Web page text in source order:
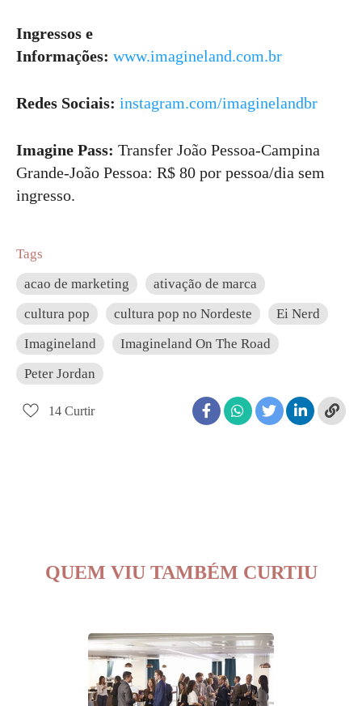
Ingressos e
Informações: www.imagineland.com.br
Redes Sociais: instagram.com/imaginelandbr
Imagine Pass: Transfer João Pessoa-Campina
Grande-João Pessoa: R$ 80 por pessoa/dia sem
ingresso.
Tags
acao de marketing
ativação de marca
cultura pop
cultura pop no Nordeste
Ei Nerd
Imagineland
Imagineland On The Road
Peter Jordan
14 Curtir
QUEM VIU TAMBÉM CURTIU